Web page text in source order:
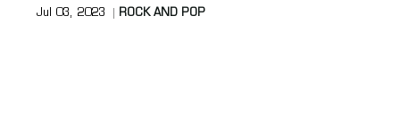
Jul 03, 2023 ROCK AND POP